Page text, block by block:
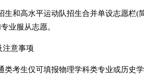
生和高水平运动队招生合并单设志愿栏
业服从志愿。
注意事项
类考生仅可填报物理学科类专业或历史